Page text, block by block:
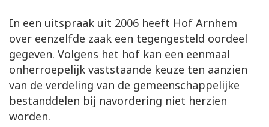
In een uitspraak uit 2006 heeft Hof Arnhem
over eenzelfde zaak een tegengesteld oordeel
gegeven. Volgens het hof kan een eenmaal
onherroepelijk vaststaande keuze ten aanzien
van de verdeling van de gemeenschappelijke
bestanddelen bij navordering niet herzien
worden.